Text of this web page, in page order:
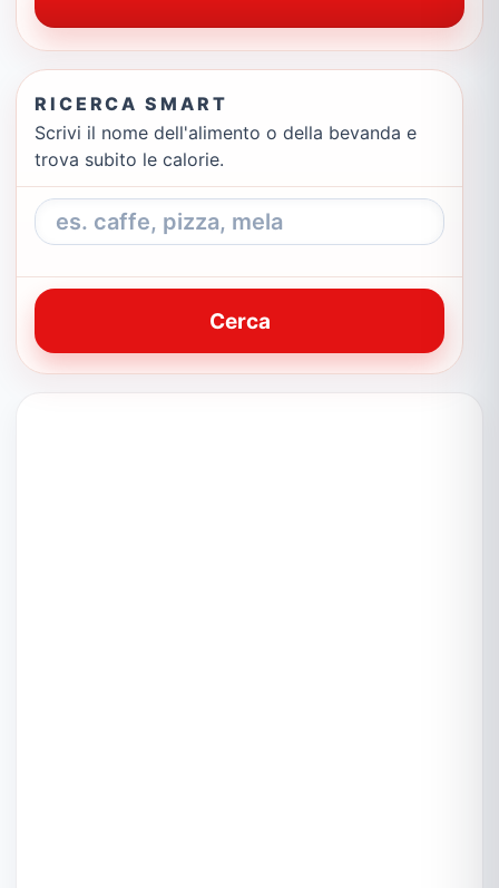
RICERCA SMART
Scrivi il nome dell'alimento o della bevanda e
trova subito le calorie.
Cerca